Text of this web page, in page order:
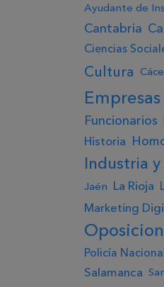
Ayudante de
Cantabria
Ciencias
Cultura
Empresas
Funcionarios
Historia
Industria
Jaén La Rioja
Marketing
Policía
Salamanca